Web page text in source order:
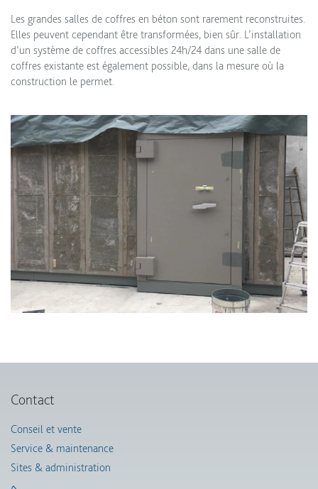
Les grandes salles de coffres en béton sont rarement reconstruites.
Elles peuvent cependant être transformées, bien sûr. L’installation
d’un système de coffres accessibles 24h/24 dans une salle de
coffres existante est également possible, dans la mesure où la
construction le permet.
Contact
Conseil et vente
Service & maintenance
Sites & administration